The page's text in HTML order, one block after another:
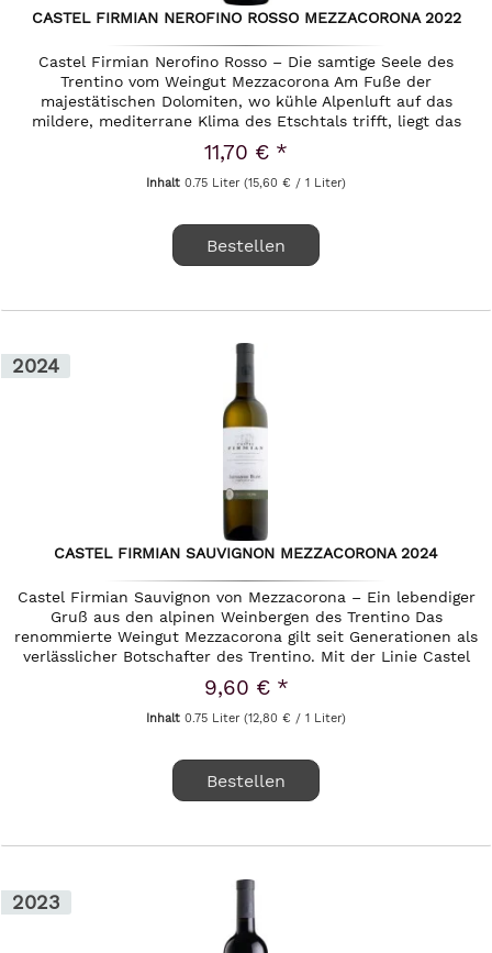
CASTEL FIRMIAN NEROFINO ROSSO MEZZACORONA 2022
Castel Firmian Nerofino Rosso – Die samtige Seele des
Trentino vom Weingut Mezzacorona Am Fuße der
majestätischen Dolomiten, wo kühle Alpenluft auf das
mildere, mediterrane Klima des Etschtals trifft, liegt das
Trentino – eine...
11,70 € *
Inhalt0.75 Liter(15,60 € / 1 Liter)
Bestellen
2024
CASTEL FIRMIAN SAUVIGNON MEZZACORONA 2024
Castel Firmian Sauvignon von Mezzacorona – Ein lebendiger
Gruß aus den alpinen Weinbergen des Trentino Das
renommierte Weingut Mezzacorona gilt seit Generationen als
verlässlicher Botschafter des Trentino. Mit der Linie Castel
Firmian...
9,60 € *
Inhalt0.75 Liter(12,80 € / 1 Liter)
Bestellen
2023